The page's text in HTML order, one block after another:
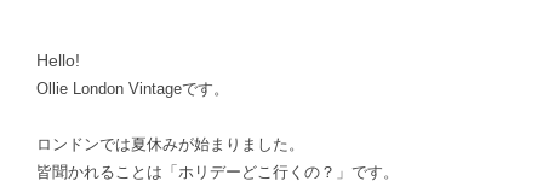
Hello!
Ollie London Vintageです。
ロンドンでは夏休みが始まりました。
皆聞かれることは「ホリデーどこ行くの？」です。